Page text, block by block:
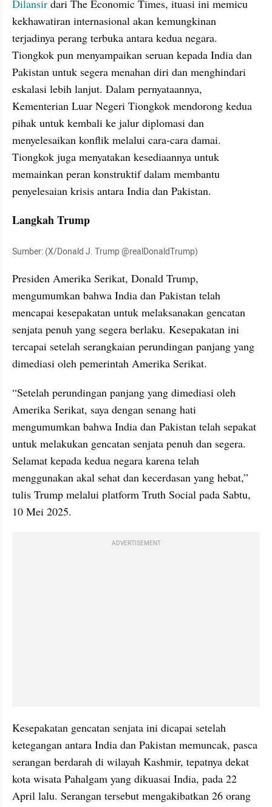
Dilansir dari The Economic Times, ituasi ini memicu
kekhawatiran internasional akan kemungkinan
terjadinya perang terbuka antara kedua negara.
Tiongkok pun menyampaikan seruan kepada India dan
Pakistan untuk segera menahan diri dan menghindari
eskalasi lebih lanjut. Dalam pernyataannya,
Kementerian Luar Negeri Tiongkok mendorong kedua
pihak untuk kembali ke jalur diplomasi dan
menyelesaikan konflik melalui cara-cara damai.
Tiongkok juga menyatakan kesediaannya untuk
memainkan peran konstruktif dalam membantu
penyelesaian krisis antara India dan Pakistan.
Langkah Trump
Sumber: (X/Donald J. Trump @realDonaldTrump)
Presiden Amerika Serikat, Donald Trump,
mengumumkan bahwa India dan Pakistan telah
mencapai kesepakatan untuk melaksanakan gencatan
senjata penuh yang segera berlaku. Kesepakatan ini
tercapai setelah serangkaian perundingan panjang yang
dimediasi oleh pemerintah Amerika Serikat.
“Setelah perundingan panjang yang dimediasi oleh
Amerika Serikat, saya dengan senang hati
mengumumkan bahwa India dan Pakistan telah sepakat
untuk melakukan gencatan senjata penuh dan segera.
Selamat kepada kedua negara karena telah
menggunakan akal sehat dan kecerdasan yang hebat,”
tulis Trump melalui platform Truth Social pada Sabtu,
10 Mei 2025.
ADVERTISEMENT
Kesepakatan gencatan senjata ini dicapai setelah
ketegangan antara India dan Pakistan memuncak, pasca
serangan berdarah di wilayah Kashmir, tepatnya dekat
kota wisata Pahalgam yang dikuasai India, pada 22
April lalu. Serangan tersebut mengakibatkan 26 orang